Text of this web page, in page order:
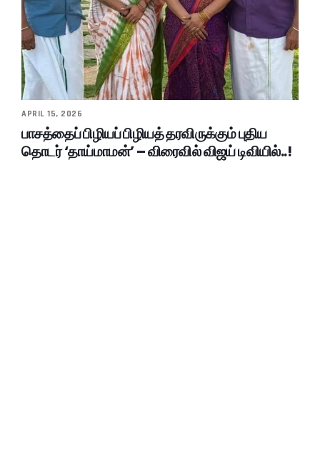
APRIL 15, 2026
பாசத்தைப் பிழியப் பிழியத் தரவிருக்கும் புதிய
தொடர் ‘தாய்மாமன்’ – விரைவில் விஜய் டிவியில்..!